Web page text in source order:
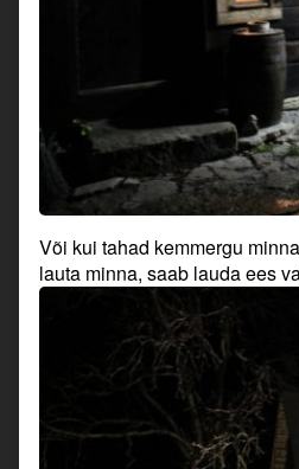
Või kui tahad kemmergu
lauta minna, saab lauda ees